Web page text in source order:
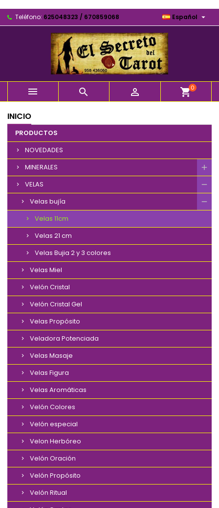
Teléfono: 625048323 / 670859068 Español 
   shopping_cart0
INICIO
PRODUCTOS
NOVEDADES
MINERALES
VELAS
Velas bujía
Velas 11cm
Velas 21 cm
Velas Bujia 2 y 3 colores
Velas Miel
Velón Cristal
Velón Cristal Gel
Velas Propósito
Veladora Potenciada
Velas Masaje
Velas Figura
Velas Aromáticas
Velón Colores
Velón especial
Velon Herbóreo
Velón Oración
Velón Propósito
Velón Ritual